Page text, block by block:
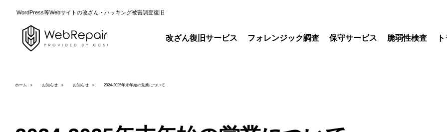
WordPress等Webサイトの改ざん・ハッキング被害調査復旧
改ざん復旧サービス フォレンジック調査 保守サービス 脆弱性検査
ホーム お知らせ お知らせ 2024-2025年末年始の営業について